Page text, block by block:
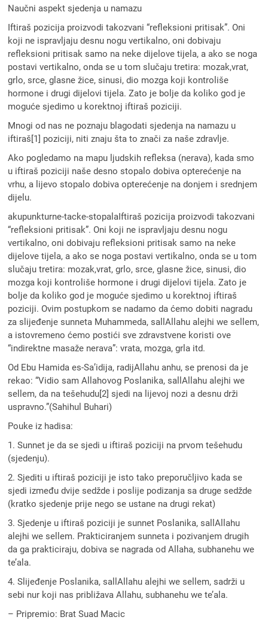
Naučni aspekt sjedenja u namazu
Iftiraš pozicija proizvodi takozvani “refleksioni pritisak”. Oni
koji ne ispravljaju desnu nogu vertikalno, oni dobivaju
refleksioni pritisak samo na neke dijelove tijela, a ako se noga
postavi vertikalno, onda se u tom slučaju tretira: mozak,vrat,
grlo, srce, glasne žice, sinusi, dio mozga koji kontroliše
hormone i drugi dijelovi tijela. Zato je bolje da koliko god je
moguće sjedimo u korektnoj iftiraš poziciji.
Mnogi od nas ne poznaju blagodati sjedenja na namazu u
iftiraš[1] poziciji, niti znaju šta to znači za naše zdravlje.
Ako pogledamo na mapu ljudskih refleksa (nerava), kada smo
u iftiraš poziciji naše desno stopalo dobiva opterećenje na
vrhu, a lijevo stopalo dobiva opterećenje na donjem i srednjem
dijelu.
akupunkturne-tacke-stopalaIftiraš pozicija proizvodi takozvani
“refleksioni pritisak”. Oni koji ne ispravljaju desnu nogu
vertikalno, oni dobivaju refleksioni pritisak samo na neke
dijelove tijela, a ako se noga postavi vertikalno, onda se u tom
slučaju tretira: mozak,vrat, grlo, srce, glasne žice, sinusi, dio
mozga koji kontroliše hormone i drugi dijelovi tijela. Zato je
bolje da koliko god je moguće sjedimo u korektnoj iftiraš
poziciji. Ovim postupkom se nadamo da ćemo dobiti nagradu
za slijeđenje sunneta Muhammeda, sallAllahu alejhi we sellem,
a istovremeno ćemo postići sve zdravstvene koristi ove
“indirektne masaže nerava”: vrata, mozga, grla itd.
Od Ebu Hamida es-Sa’idija, radijAllahu anhu, se prenosi da je
rekao: “Vidio sam Allahovog Poslanika, sallAllahu alejhi we
sellem, da na tešehudu[2] sjedi na lijevoj nozi a desnu drži
uspravno.”(Sahihul Buhari)
Pouke iz hadisa:
1. Sunnet je da se sjedi u iftiraš poziciji na prvom tešehudu
(sjedenju).
2. Sjediti u iftiraš poziciji je isto tako preporučljivo kada se
sjedi između dvije sedžde i poslije podizanja sa druge sedžde
(kratko sjedenje prije nego se ustane na drugi rekat)
3. Sjedenje u iftiraš poziciji je sunnet Poslanika, sallAllahu
alejhi we sellem. Prakticiranjem sunneta i pozivanjem drugih
da ga prakticiraju, dobiva se nagrada od Allaha, subhanehu we
te’ala.
4. Slijeđenje Poslanika, sallAllahu alejhi we sellem, sadrži u
sebi nur koji nas približava Allahu, subhanehu we te’ala.
– Pripremio: Brat Suad Macic